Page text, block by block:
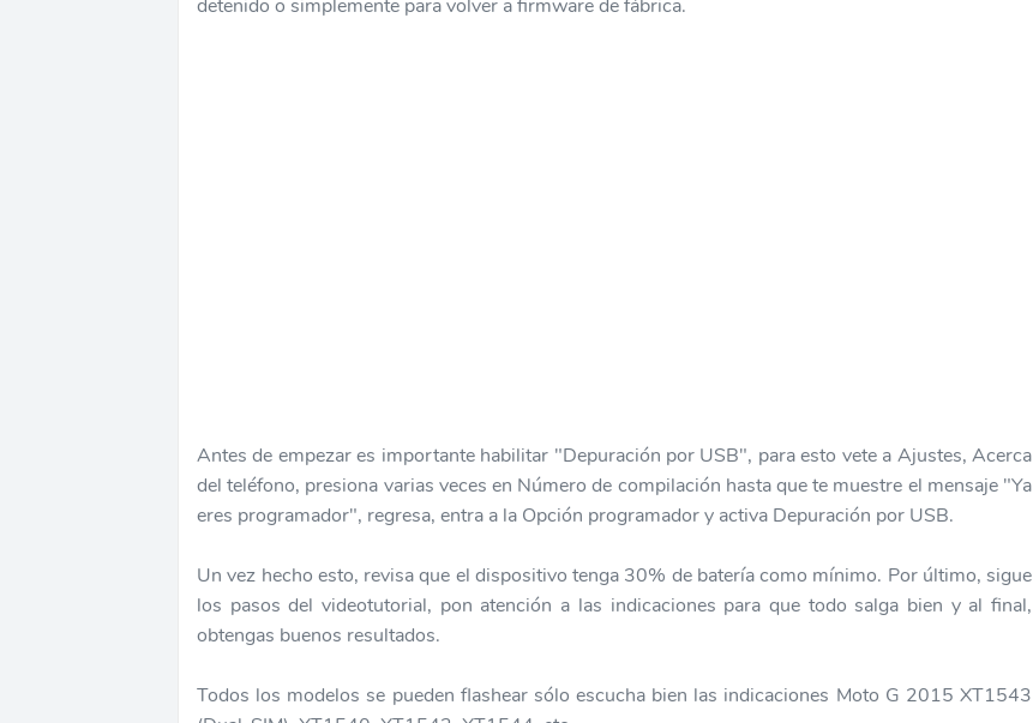
detenido o simplemente para volver a firmware de fábrica.
Antes de empezar es importante habilitar "Depuración por USB", para esto vete a Ajustes, Acerca
del teléfono, presiona varias veces en Número de compilación hasta que te muestre el mensaje "Ya
eres programador", regresa, entra a la Opción programador y activa Depuración por USB.
Un vez hecho esto, revisa que el dispositivo tenga 30% de batería como mínimo. Por último, sigue
los pasos del videotutorial, pon atención a las indicaciones para que todo salga bien y al final,
obtengas buenos resultados.
Todos los modelos se pueden flashear sólo escucha bien las indicaciones Moto G 2015 XT1543